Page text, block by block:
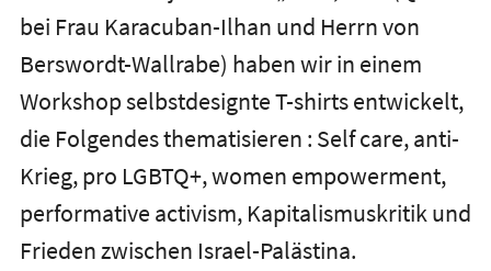
bei Frau Karacuban-Ilhan und Herrn von
Berswordt-Wallrabe) haben wir in einem
Workshop selbstdesignte T-shirts entwickelt,
die Folgendes thematisieren : Self care, anti-
Krieg, pro LGBTQ+, women empowerment,
performative activism, Kapitalismuskritik und
Frieden zwischen Israel-Palästina.